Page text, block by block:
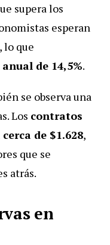
supera los
esperan
, lo que
de 14,5%.
se observa una
Los contratos
de $1.628,
que se
atrás.
en